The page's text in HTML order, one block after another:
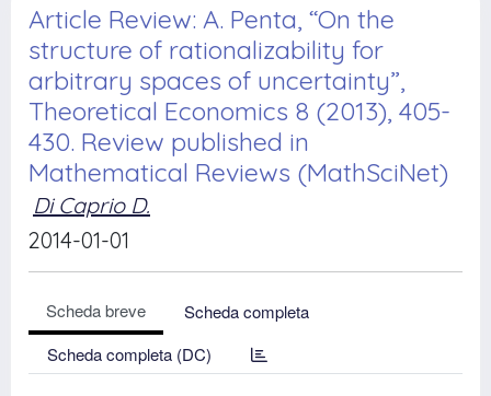
Article Review: A. Penta, “On the
structure of rationalizability for
arbitrary spaces of uncertainty”,
Theoretical Economics 8 (2013), 405-
430. Review published in
Mathematical Reviews (MathSciNet)
Di Caprio D.
2014-01-01
Scheda breve
Scheda completa
Scheda completa (DC)